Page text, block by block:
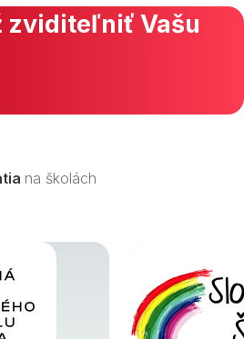
»
zviditeľniť Vašu
na školách